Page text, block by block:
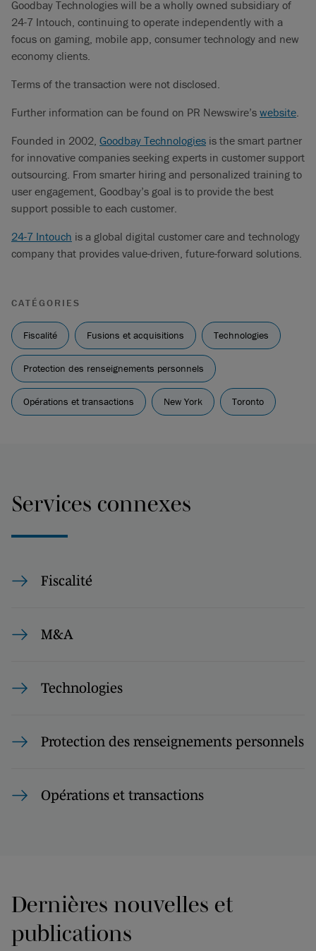
Goodbay Technologies will be a wholly owned subsidiary of
24-7 Intouch, continuing to operate independently with a
focus on gaming, mobile app, consumer technology and new
economy clients.
Terms of the transaction were not disclosed.
Further information can be found on PR Newswire’s website.
Founded in 2002, Goodbay Technologies is the smart partner
for innovative companies seeking experts in customer support
outsourcing. From smarter hiring and personalized training to
user engagement, Goodbay’s goal is to provide the best
support possible to each customer.
24-7 Intouch is a global digital customer care and technology
company that provides value-driven, future-forward solutions.
CATÉGORIES
Fiscalité Fusions et acquisitions Technologies
Protection des renseignements personnels
Opérations et transactions New York Toronto
Services connexes
Fiscalité
M&A
Technologies
Protection des renseignements personnels
Opérations et transactions
Dernières nouvelles et
publications